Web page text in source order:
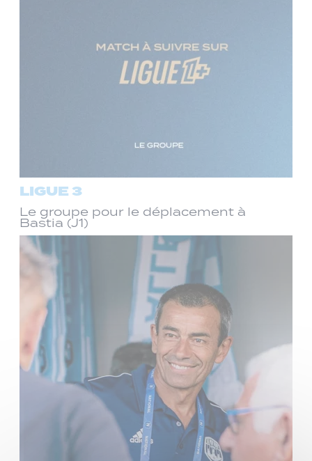
LIGUE 3
Le groupe pour le déplacement à
Bastia (J1)